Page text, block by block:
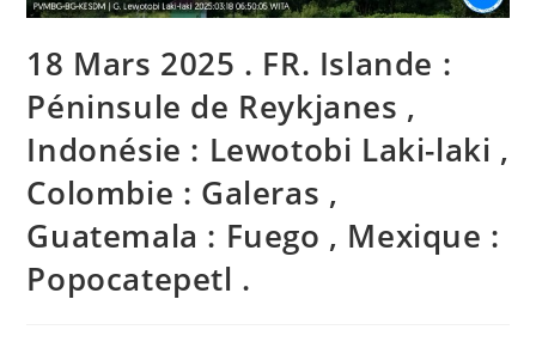
18 Mars 2025 . FR. Islande :
Péninsule de Reykjanes ,
Indonésie : Lewotobi Laki-laki ,
Colombie : Galeras ,
Guatemala : Fuego , Mexique :
Popocatepetl .